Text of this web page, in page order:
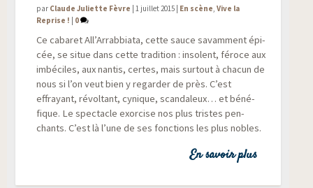
par Claude Juliette Fèvre |1 juillet 2015 En scène,Vive la
Reprise !
0
Ce caba­ret All’Arrabbiata, cette sauce savam­ment épi­
cée, se situe dans cette tra­di­tion : inso­lent, féroce aux
imbé­ciles, aux nan­tis, certes, mais sur­tout à cha­cun de
nous si l’on veut bien y regar­der de près. C’est
effrayant, révol­tant, cynique, scan­da­leux… et béné­
fique. Le spec­tacle exor­cise nos plus tristes pen­
chants. C’est là l’une de ses fonc­tions les plus nobles.
En savoir plus